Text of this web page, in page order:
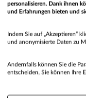
40 42 44 46
50
personalisieren. Dank ihnen
und Erfahrungen bieten und
Indem Sie auf „Akzeptieren“
und anonymisierte Daten zu
Andernfalls können Sie die
entscheiden, Sie können Ihre